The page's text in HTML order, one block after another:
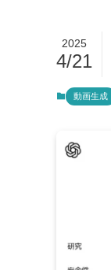
2025
4/21
動画生成